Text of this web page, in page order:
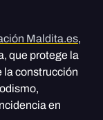
Maldita.es,
que protege la
la construcción
en